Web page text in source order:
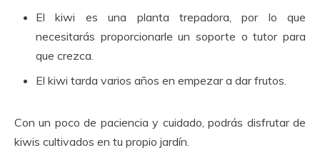
El kiwi es una planta trepadora, por lo que
necesitarás proporcionarle un soporte o tutor para
que crezca.
El kiwi tarda varios años en empezar a dar frutos.
Con un poco de paciencia y cuidado, podrás disfrutar de
kiwis cultivados en tu propio jardín.